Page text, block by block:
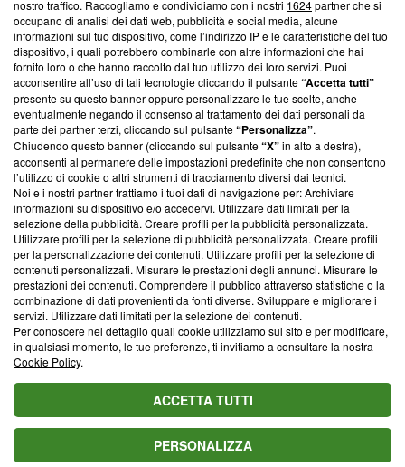
News, sui nostri processi editoriali e su come ci impegniamo a
creare news di qualità. Inoltre, afferma la nostra aderenza a
‘Trust Project - News with Integrity’Blasting News non è
ancora membro del programma, ma ha richiesto di farne
parte; Trust Project non ha ancora effettuato una verifica di
conformità agli standard.
Su di noi
Team editoriale
Corporate
Redazione
Informativa Privacy
Cookie Policy
Blasting SA, IDI CHE-247.845.224, Via Carlo Frasca, 3 - 6900
Lugano (Svizzera) Tel:+39 0690258937
© 2026 Blasting News
nostro traffico. Raccogliamo e condividiamo con i nostri 1624partner che si
occupano di analisi dei dati web, pubblicità e social media, alcune
informazioni sul tuo dispositivo, come l’indirizzo IP e le caratteristiche del tuo
dispositivo, i quali potrebbero combinarle con altre informazioni che hai
fornito loro o che hanno raccolto dal tuo utilizzo dei loro servizi. Puoi
acconsentire all’uso di tali tecnologie cliccando il pulsante“Accetta tutti”
presente su questo banner oppure personalizzare le tue scelte, anche
eventualmente negando il consenso al trattamento dei dati personali da
parte dei partner terzi, cliccando sul pulsante“Personalizza”.
Chiudendo questo banner (cliccando sul pulsante“X”in alto a destra),
acconsenti al permanere delle impostazioni predefinite che non consentono
l’utilizzo di cookie o altri strumenti di tracciamento diversi dai tecnici.
Noi e i nostri partner trattiamo i tuoi dati di navigazione per: Archiviare
informazioni su dispositivo e/o accedervi. Utilizzare dati limitati per la
selezione della pubblicità. Creare profili per la pubblicità personalizzata.
Utilizzare profili per la selezione di pubblicità personalizzata. Creare profili
per la personalizzazione dei contenuti. Utilizzare profili per la selezione di
contenuti personalizzati. Misurare le prestazioni degli annunci. Misurare le
prestazioni dei contenuti. Comprendere il pubblico attraverso statistiche o la
combinazione di dati provenienti da fonti diverse. Sviluppare e migliorare i
servizi. Utilizzare dati limitati per la selezione dei contenuti.
Per conoscere nel dettaglio quali cookie utilizziamo sul sito e per modificare,
in qualsiasi momento, le tue preferenze, ti invitiamo a consultare la nostra
Cookie Policy.
ACCETTA TUTTI
PERSONALIZZA